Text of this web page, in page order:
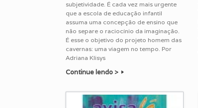
subjetividade. É cada vez mais urgente
que a escola de educação infantil
assuma uma concepção de ensino que
não separe o raciocínio da imaginação.
É esse o objetivo do projeto homem das
cavernas: uma viagem no tempo. Por
Adriana Klisys
Continue lendo >